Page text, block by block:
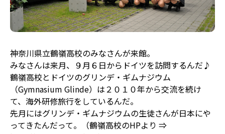
神奈川県立鶴嶺高校のみなさんが来館。
みなさんは来月、９月６日からドイツを訪問するんだ♪
鶴嶺高校とドイツのグリンデ・ギムナジウム
（Gymnasium Glinde）は２０１０年から交流を続け
て、海外研修旅行をしているんだ。
先月にはグリンデ・ギムナジウムの生徒さんが日本にや
ってきたんだって。（鶴嶺高校のHPより ⇒